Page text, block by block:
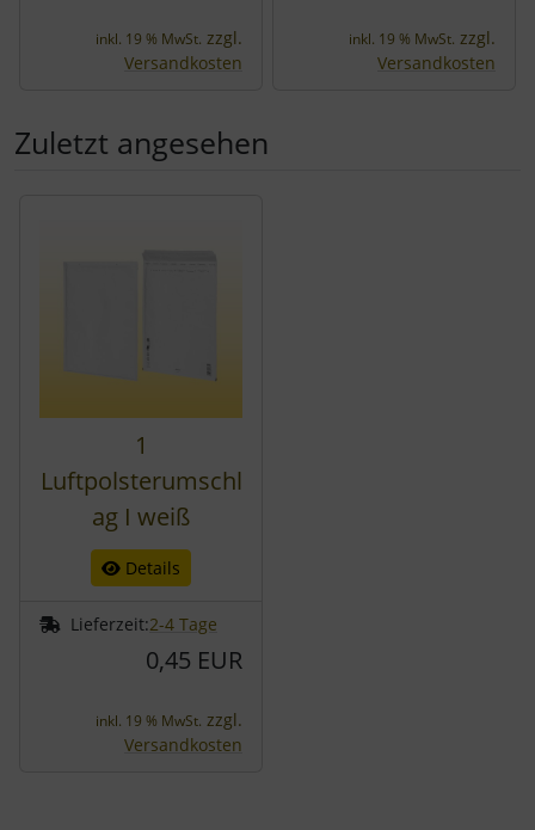
inkl. 19 % MwSt. zzgl.
Versandkosten
inkl. 19 % MwSt. zzgl.
Versandkosten
Zuletzt angesehen
1
Luftpolsterumschl
ag I weiß
Details
Lieferzeit:2-4 Tage
0,45 EUR
inkl. 19 % MwSt. zzgl.
Versandkosten